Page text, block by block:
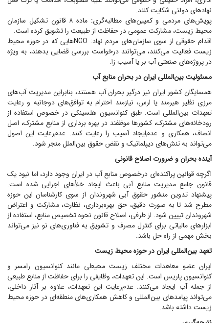
نهاد‌های دولتی شکایت کنند.
پویش‌های مردمی و کمپین‌های مطالبه‌گری: ماده ۸ قانون تشکیل سازمان
محیط زیست، مشارکت عمومی در حفاظت از طبیعت را تشویق کرده است.
اقدام حقوقی از سوی سازمان‌های مردم نهاد: NGO‌هایی که در حوزه محیط
زیست فعالیت می‌کنند، می‌توانند درخواست بررسی قضایی بدهند، به ویژه
در پروژه‌های صنعتی آب بر یا آسیب زا.
مسئولیت بین‌المللی ایران در بحران منابع آب
همسایگان کشور ایران نیز درگیر بحران آب هستند، بنابراین مدیریت آب‌های
مرزی نظیر هیرمند یا ارس، نیازمند احترام به توافق‌های دوجانبه و رعایت
تعهدات بین‌المللی است. طبق کنوانسیون هلسینکی در خصوص استفاده از
رودخانه‌های مشترک، کشور‌ها موظفند در بهره برداری از منابع مشترک، اصل
انصاف، همکاری و عدم‌ایجاد آسیب را رعایت کنند. عدم‌رعایت این اصول
می‌تواند به تنش‌های دیپلماتیک و نقض حقوق بین‌الملل منجر شود.
آینده بحران و ضرورت اصلاح قانونی
اگرچه قوانین پراکنده‌ای درخصوص منابع آب در ایران وجود دارد، اما نبود یک
قانون جامع مدیریت منابع آبی باعث ایجاد خلأ‌های اجرایی شده است.
پیشنهاد تدوین منشور حقوق آبی شهروندان از سوی کارشناسان این حوزه
مطرح شد تا به صورت دقیق، حق بهره‌برداری، نظارت، مشارکت و اعتراض
شهروندان تبیین شود. از طرفی، اصلاح قانون نحوه تخصیص منابع، استفاده از
ابزار‌های مالیاتی برای کنترل مصرف و تشویق به فناوری‌های نو نیز می‌تواند
بخش مهمی از راه حل باشد.
تعهد بین‌المللی ایران در حوزه محیط زیست
ایران عضو معاهدات مختلف زیست محیطی مانند کنوانسیون رامسر و
کنوانسیون پاریس است. این تعهدات، وظایفی را برای حفاظت از منابع طبیعی
از جمله آب ایجاد می‌کنند. عدم‌رعایت این تعهدات، علاوه بر آثار داخلی،
می‌تواند پیامد‌های بین‌المللی و کاهش همکاری‌های منطقه‌ای در حوزه محیط
زیست داشته باشد.